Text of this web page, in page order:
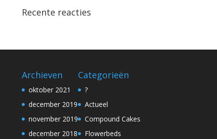
Recente reacties
Archieven
oktober 2021
december 2019
november 2019
december 2018
Categorieën
?
Actueel
Compound Cakes
Flowerbeds